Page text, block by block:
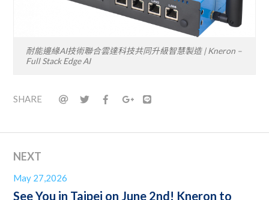
耐能邊緣AI技術聯合雲達科技共同升級智慧製造 | Kneron –
Full Stack Edge AI
SHARE
NEXT
May 27,2026
See You in Taipei on June 2nd! Kneron to